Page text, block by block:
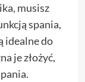
musisz
spania,
idealne do
je złożyć,